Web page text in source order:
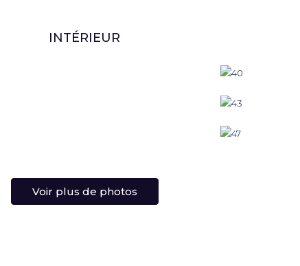
INTÉRIEUR
Voir plus de photos